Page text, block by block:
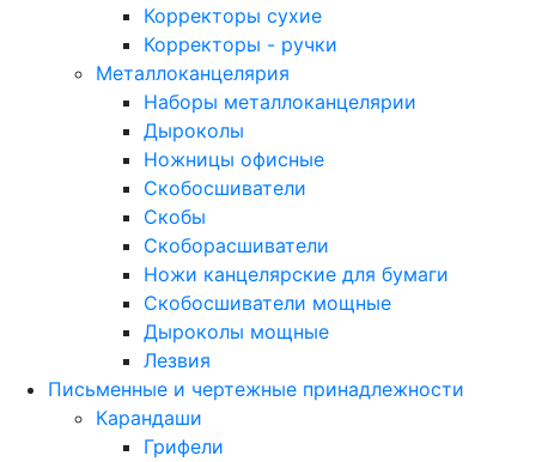
Корректоры сухие
Корректоры - ручки
Металлоканцелярия
Наборы металлоканцелярии
Дыроколы
Ножницы офисные
Скобосшиватели
Скобы
Скоборасшиватели
Ножи канцелярские для бумаги
Скобосшиватели мощные
Дыроколы мощные
Лезвия
Письменные и чертежные принадлежности
Карандаши
Грифели